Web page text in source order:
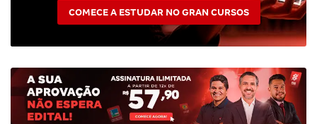
COMECE A ESTUDAR NO GRAN CURSOS